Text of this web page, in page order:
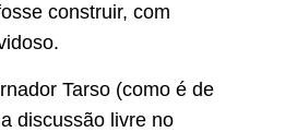
construir, com
Tarso (como é de
discussão livre no